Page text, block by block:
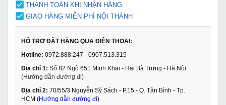
THANH TOÁN KHI NHẬN HÀNG
GIAO HÀNG MIỄN PHÍ NỘI THÀNH
HỖ TRỢ ĐẶT HÀNG QUA ĐIỆN THOẠI:
Hotline: 0972.888.247 - 0907.513.315
Địa chỉ 1: Số 82 Ngõ 651 Minh Khai - Hai Bà Trưng - Hà Nội
(Hướng dẫn đường đi)
Địa chỉ 2: 70/55/3 Nguyễn Sỹ Sách - P.15 - Q. Tân Bình - Tp.
HCM (Hướng dẫn đường đi)